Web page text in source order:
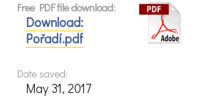
Free PDF file download:
Download:
Pořadí.pdf
Date saved:
May 31, 2017